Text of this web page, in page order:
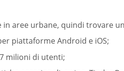
in aree urbane, quindi trovare
piattaforme Android e iOS;
milioni di utenti;